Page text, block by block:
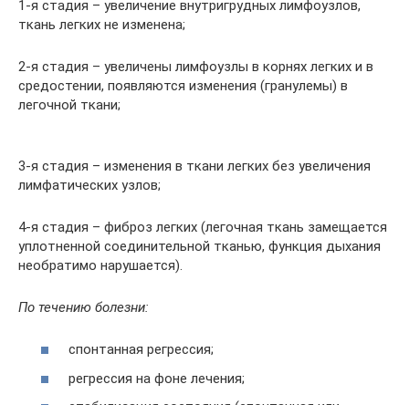
1-я стадия – увеличение внутригрудных лимфоузлов,
ткань легких не изменена;
2-я стадия – увеличены лимфоузлы в корнях легких и в
средостении, появляются изменения (гранулемы) в
легочной ткани;
3-я стадия – изменения в ткани легких без увеличения
лимфатических узлов;
4-я стадия – фиброз легких (легочная ткань замещается
уплотненной соединительной тканью, функция дыхания
необратимо нарушается).
По течению болезни:
спонтанная регрессия;
регрессия на фоне лечения;